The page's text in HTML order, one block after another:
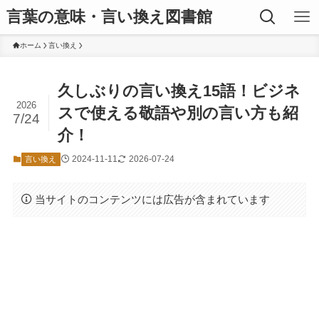
言葉の意味・言い換え図書館
ホーム 言い換え
久しぶりの言い換え15語！ビジネ
スで使える敬語や別の言い方も紹
介！
2026
7/24
言い換え 2024-11-11 2026-07-24
当サイトのコンテンツには広告が含まれています